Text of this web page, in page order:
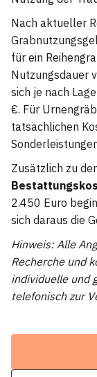
Nach aktueller
für ein
Nutzungsdauer
sich je nach
€. Für
tatsächlichen
Zusätzlich zu
2.450 Euro
sich daraus die
Hinweis: Alle
Recherche und
individuelle und
telefonisch zur